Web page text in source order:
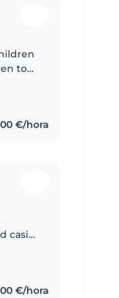
to
€/hora
casi
€/hora